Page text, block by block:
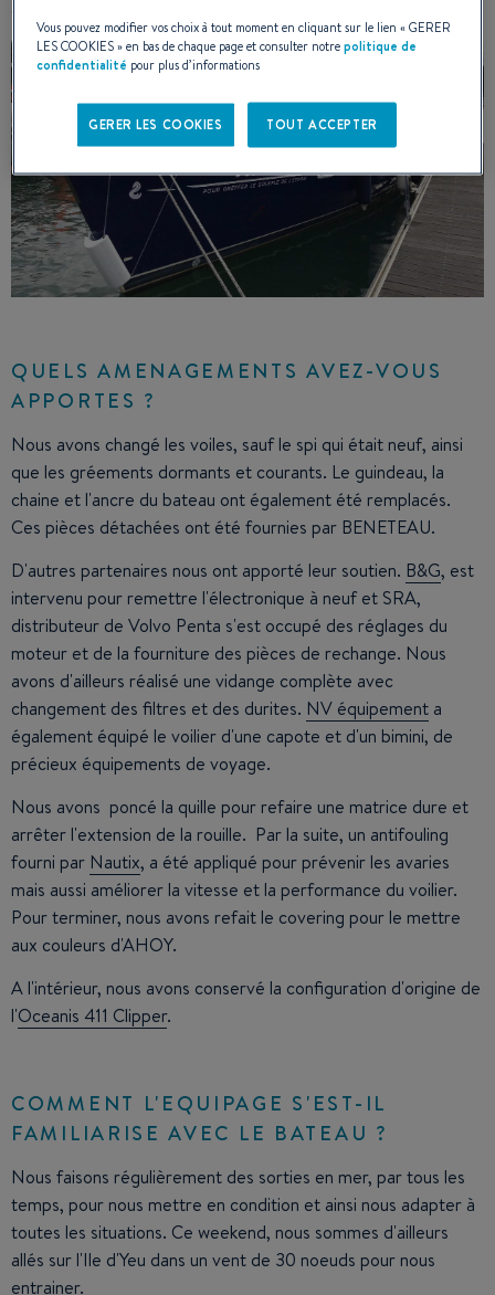
QUELS AMENAGEMENTS AVEZ-VOUS
APPORTES ?
Nous avons changé les voiles, sauf le spi qui était neuf, ainsi
que les gréements dormants et courants. Le guindeau, la
chaine et l'ancre du bateau ont également été remplacés.
Ces pièces détachées ont été fournies par BENETEAU.
D'autres partenaires nous ont apporté leur soutien. B&G, est
intervenu pour remettre l'électronique à neuf et SRA,
distributeur de Volvo Penta s'est occupé des réglages du
moteur et de la fourniture des pièces de rechange. Nous
avons d'ailleurs réalisé une vidange complète avec
changement des filtres et des durites. NV équipement a
également équipé le voilier d'une capote et d'un bimini, de
précieux équipements de voyage.
Nous avons poncé la quille pour refaire une matrice dure et
arrêter l'extension de la rouille. Par la suite, un antifouling
fourni par Nautix, a été appliqué pour prévenir les avaries
mais aussi améliorer la vitesse et la performance du voilier.
Pour terminer, nous avons refait le covering pour le mettre
aux couleurs d'AHOY.
A l'intérieur, nous avons conservé la configuration d'origine de
l'Oceanis 411 Clipper.
COMMENT L'EQUIPAGE S'EST-IL
FAMILIARISE AVEC LE BATEAU ?
Nous faisons régulièrement des sorties en mer, par tous les
temps, pour nous mettre en condition et ainsi nous adapter à
toutes les situations. Ce weekend, nous sommes d'ailleurs
allés sur l'Ile d'Yeu dans un vent de 30 noeuds pour nous
entrainer.
Vous pouvez modifier vos choix à tout moment en cliquant sur le lien «GERER
LES COOKIES» en bas de chaque page et consulter notrepolitique de
confidentialité pour plus d’informations
GERER LES COOKIES TOUT ACCEPTER